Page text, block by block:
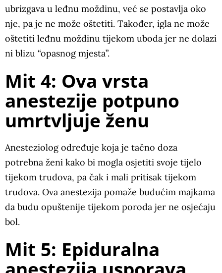
ubrizgava u leđnu moždinu, već se postavlja oko
nje, pa je ne može oštetiti. Također, igla ne može
oštetiti leđnu moždinu tijekom uboda jer ne dolazi
ni blizu “opasnog mjesta”.
Mit 4: Ova vrsta
anestezije potpuno
umrtvljuje ženu
Anesteziolog određuje koja je tačno doza
potrebna ženi kako bi mogla osjetiti svoje tijelo
tijekom trudova, pa čak i mali pritisak tijekom
trudova. Ova anestezija pomaže budućim majkama
da budu opuštenije tijekom poroda jer ne osjećaju
bol.
Mit 5: Epiduralna